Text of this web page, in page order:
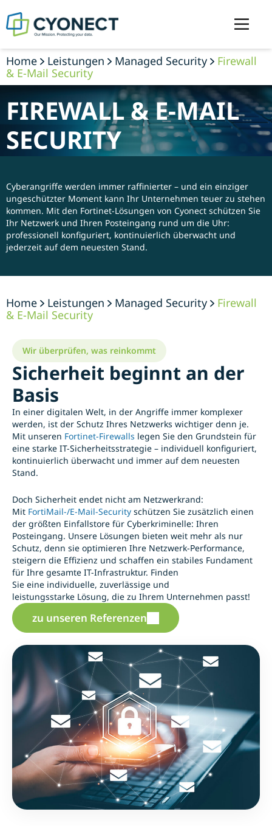
Home Leistungen Managed Security
Firewall
& E-Mail Security
FIREWALL & E-MAIL
SECURITY
Cyberangriffe werden immer raffinierter – und ein einziger
ungeschützter Moment kann Ihr Unternehmen teuer zu stehen
kommen. Mit den Fortinet-Lösungen von Cyonect schützen Sie
Ihr Netzwerk und Ihren Posteingang rund um die Uhr:
professionell konfiguriert, kontinuierlich überwacht und
jederzeit auf dem neuesten Stand.
Home Leistungen Managed Security
Firewall
& E-Mail Security
Wir überprüfen, was reinkommt
Sicherheit beginnt an der
Basis
In einer digitalen Welt, in der Angriffe immer komplexer
werden, ist der Schutz Ihres Netzwerks wichtiger denn je.
Mit unseren Fortinet-Firewalls legen Sie den Grundstein für
eine starke IT-Sicherheitsstrategie – individuell konfiguriert,
kontinuierlich überwacht und immer auf dem neuesten
Stand.
Doch Sicherheit endet nicht am Netzwerkrand:
Mit FortiMail-/E-Mail-Security schützen Sie zusätzlich einen
der größten Einfallstore für Cyberkriminelle: Ihren
Posteingang. Unsere Lösungen bieten weit mehr als nur
Schutz, denn sie optimieren Ihre Netzwerk-Performance,
steigern die Effizienz und schaffen ein stabiles Fundament
für Ihre gesamte IT-Infrastruktur. Finden
Sie eine individuelle, zuverlässige und
leistungsstarke Lösung, die zu Ihrem Unternehmen passt!
zu unseren Referenzen